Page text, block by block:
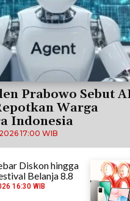
Prabowo Sebut
Warga
Indonesia
17:00 WIB
Diskon hingga
Belanja 8.8
16:30 WIB